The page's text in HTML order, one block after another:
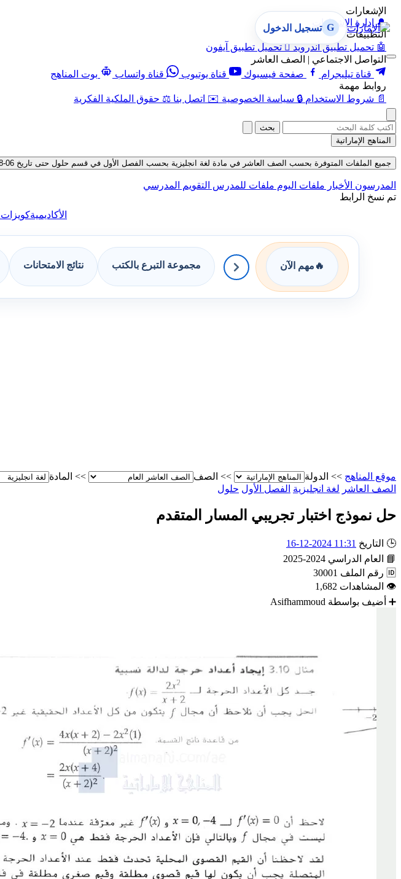
الإشعارات
🔔 إدارة الإشعارات
التطبيقات
🤖 تحميل تطبيق أندرويد  تحميل تطبيق آيفون
التواصل الاجتماعي | الصف العاشر
قناة تيليجرام
صفحة فيسبوك قناة يوتيوب قناة واتساب
بوت المناهج
روابط مهمة
📄 شروط الاستخدام 🔒 سياسة الخصوصية ✉️ اتصل بنا ⚖️ حقوق الملكية الفكرية
G تسجيل الدخول
بحث
المناهج الإماراتية
جميع الملفات المتوفرة بحسب الصف العاشر في مادة لغة انجليزية بحسب الفصل الأول في قسم حلول حتى تاريخ 06-08-2026
المدرسون الأخبار ملفات اليوم ملفات للمدرس التقويم المدرسي
تم نسخ الرابط
الأكاديميةكويزات
🔥 مهم الآن مجموعة التبرع بالكتب نتائج الامتحانات
موقع المناهج >> الدولة >> الصف >> المادة
الصف العاشر لغة انجليزية الفصل الأول حلول
حل نموذج اختبار تجريبي المسار المتقدم
🕒 التاريخ 11:31 2024-12-16
📘
العام الدراسي 2024-2025
🆔 رقم الملف 30001
👁 المشاهدات 1,682
➕ أضيف بواسطة Asifhammoud